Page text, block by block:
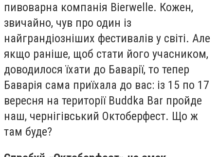
пивоварна компанія Bierwelle. Кожен,
звичайно, чув про один із
найграндіозніших фестивалів у світі. Але
якщо раніше, щоб стати його учасником,
доводилося їхати до Баварії, то тепер
Баварія сама приїхала до вас: із 15 по 17
вересня на території Buddka Bar пройде
наш, чернігівський Октоберфест. Що ж
там буде?